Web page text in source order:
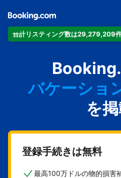
合計リスティング数は29,279,209件
アパー
ホ
バケーショ
ゲスト
旅
を
登録手続きは無料
最高100万ドルの物的損害